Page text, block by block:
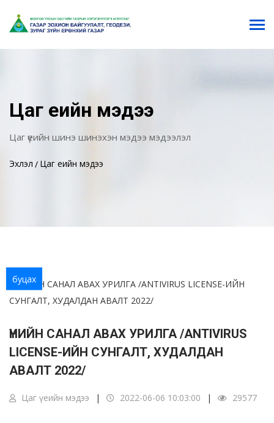
Цаг үеийн мэдээ
Цаг үеийн шинэ шинэхэн мэдээ мэдээлэл
Эхлэл Цаг үеийн мэдээ
буцах
ҮНИЙН САНАЛ АВАХ УРИЛГА /ANTIVIRUS
LICENSE-ИЙН СУНГАЛТ, ХУДАЛДАН
АВАЛТ 2022/
Цаг үеийн мэдээ 2022-06-06 10:03:00 29577